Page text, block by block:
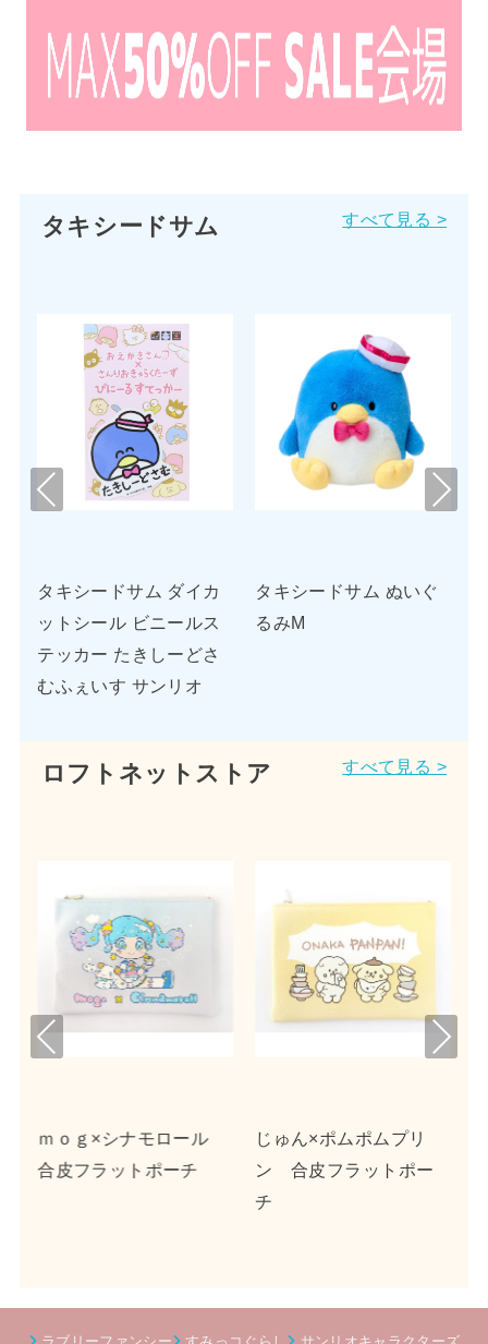
タキシードサム すべて見る >
タキシードサム ダイカ
ットシール ビニールス
テッカー たきしーどさ
むふぇいす サンリオ
タキシードサム ぬいぐ
るみM
Pre
Nex
ロフトネットストア すべて見る >
ｍｏｇ×シナモロール
合皮フラットポーチ
じゅん×ポムポムプリ
ン 合皮フラットポー
チ
Pre
Nex